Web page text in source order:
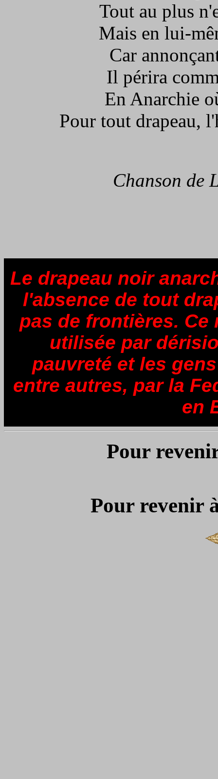
Tout au plus
Mais en lui-
Car
Il périra
En Anarchie
Pour tout drapeau,
Chanson de
Le drapeau noir
l'absence de tout
pas de frontières.
utilisée par
pauvreté et les
entre autres, par la
en
Pour
Pour revenir